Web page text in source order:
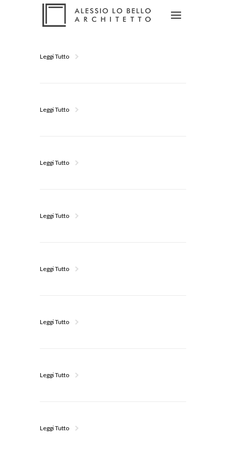
Leggi Tutto
Leggi Tutto
Leggi Tutto
Leggi Tutto
Leggi Tutto
Leggi Tutto
Leggi Tutto
Leggi Tutto